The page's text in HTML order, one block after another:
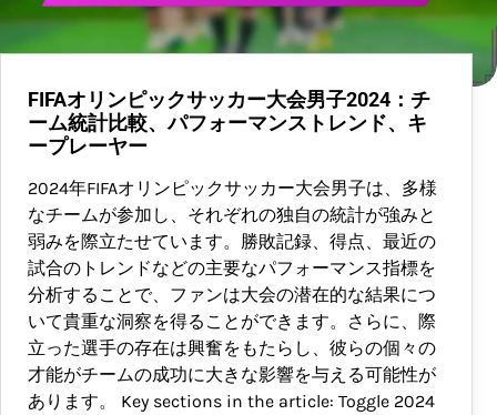
FIFAオリンピックサッカー大会男子2024：チ
ーム統計比較、パフォーマンストレンド、キ
ープレーヤー
2024年FIFAオリンピックサッカー大会男子は、多様
なチームが参加し、それぞれの独自の統計が強みと
弱みを際立たせています。勝敗記録、得点、最近の
試合のトレンドなどの主要なパフォーマンス指標を
分析することで、ファンは大会の潜在的な結果につ
いて貴重な洞察を得ることができます。さらに、際
立った選手の存在は興奮をもたらし、彼らの個々の
才能がチームの成功に大きな影響を与える可能性が
あります。 Key sections in the article: Toggle 2024